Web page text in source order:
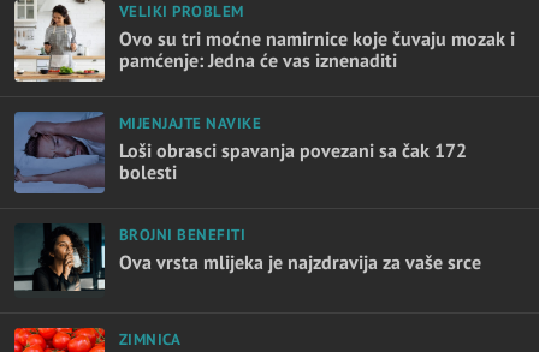
VELIKI PROBLEM
Ovo su tri moćne namirnice koje čuvaju mozak i
pamćenje: Jedna će vas iznenaditi
MIJENJAJTE NAVIKE
Loši obrasci spavanja povezani sa čak 172
bolesti
BROJNI BENEFITI
Ova vrsta mlijeka je najzdravija za vaše srce
ZIMNICA